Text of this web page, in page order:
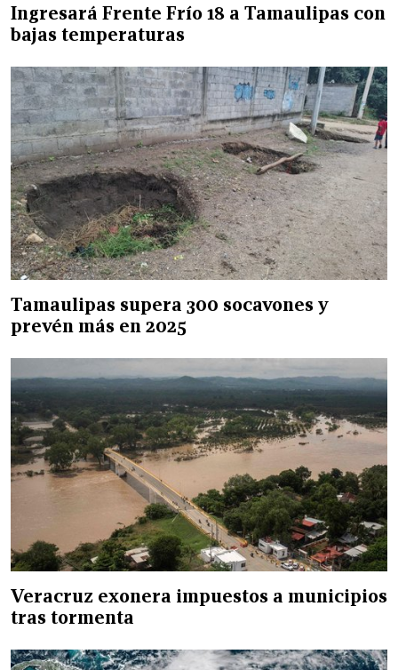
Ingresará Frente Frío 18 a Tamaulipas con
bajas temperaturas
Tamaulipas supera 300 socavones y
prevén más en 2025
Veracruz exonera impuestos a municipios
tras tormenta